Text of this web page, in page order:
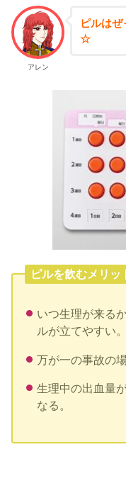
アレン
ピルは
☆
ピルを飲むメリッ
いつ生理が来る
ルが立てやすい。
万が一の事故の
生理中の出血量
なる。